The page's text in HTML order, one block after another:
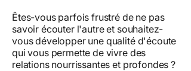
Êtes-vous parfois frustré de ne pas
savoir écouter l'autre et souhaitez-
vous développer une qualité d'écoute
qui vous permette de vivre des
relations nourrissantes et profondes ?